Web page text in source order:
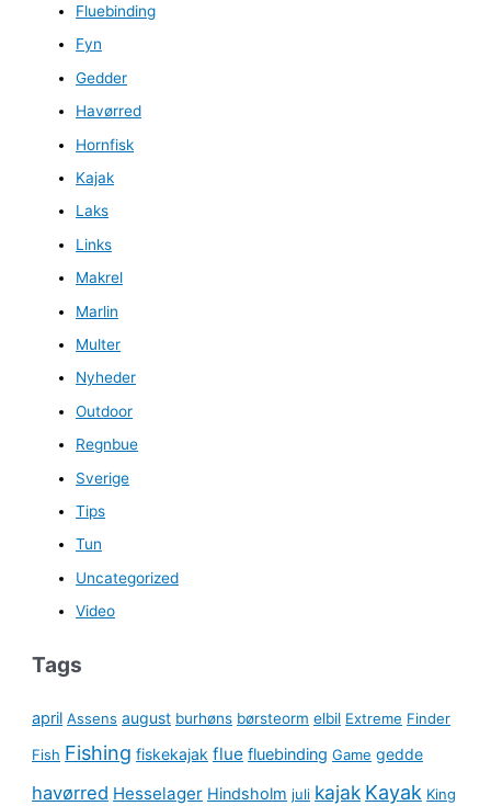
Fluebinding
Fyn
Gedder
Havørred
Hornfisk
Kajak
Laks
Links
Makrel
Marlin
Multer
Nyheder
Outdoor
Regnbue
Sverige
Tips
Tun
Uncategorized
Video
Tags
april Assens august burhøns børsteorm elbil Extreme Finder
Fish Fishing fiskekajak flue fluebinding Game gedde
havørred Hesselager Hindsholm juli kajak Kayak King